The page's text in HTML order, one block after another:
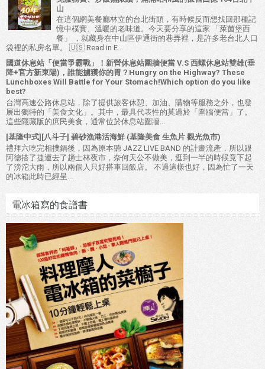
山
在這個網美餐廳林立的台北街頭，有時候反而想找回那種記
憶中樸實、溫暖的老味道。今天要分享的這家 「萊茵堡西
餐」 ，就藏身在中山區伊通街的巷弄裡，是許多老台北人口
袋裡的私房名單。 🇺🇸 Read in E...
國道休息站「便當爭霸戰」！新營休息站圍牆便當 V.S 西螺休息站雙雄(垂
降+官方新東陽)，誰能擄獲你的胃？Hungry on the Highway? These
Lunchboxes Will Battle for Your Stomach!Which option do you like
best?
台灣高速公路休息站，除了提供旅客休憩、加油、購物等服務之外，也發
展出獨特的「美食文化」。其中，最具代表性的莫過於「圍牆便當」了。
這些隱藏版的庶民美食，通常位於休息站圍牆...
[基隆中式][八斗子] 碧砂漁港活海鮮 (基隆美食 生魚片 觀光魚市)
禮拜六吃完相撲鍋後，因為原本聽 JAZZ LIVE BAND 的計畫流產，所以跟
阿德搭了捷運去了趟士林夜市，奈何天公不做美，逛到一半的時候竟下起
了滂沱大雨，所以兩個人只好搭車回飯店。 不過這樣也好，因為忙了一天
的冰箱此時已經呈...
電冰箱寫的食譜書